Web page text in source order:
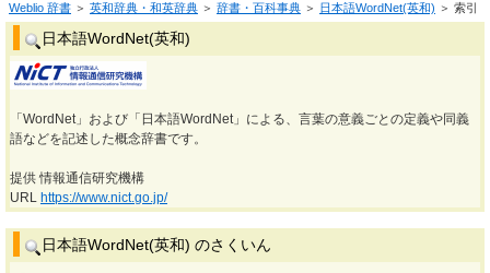
Weblio 辞書 ＞ 英和辞典・和英辞典 ＞ 辞書・百科事典 ＞ 日本語WordNet(英和) ＞ 索引
日本語WordNet(英和)
「WordNet」および「日本語WordNet」による、言葉の意義ごとの定義や同義
語などを記述した概念辞書です。
提供 情報通信研究機構
URL https://www.nict.go.jp/
日本語WordNet(英和) のさくいん